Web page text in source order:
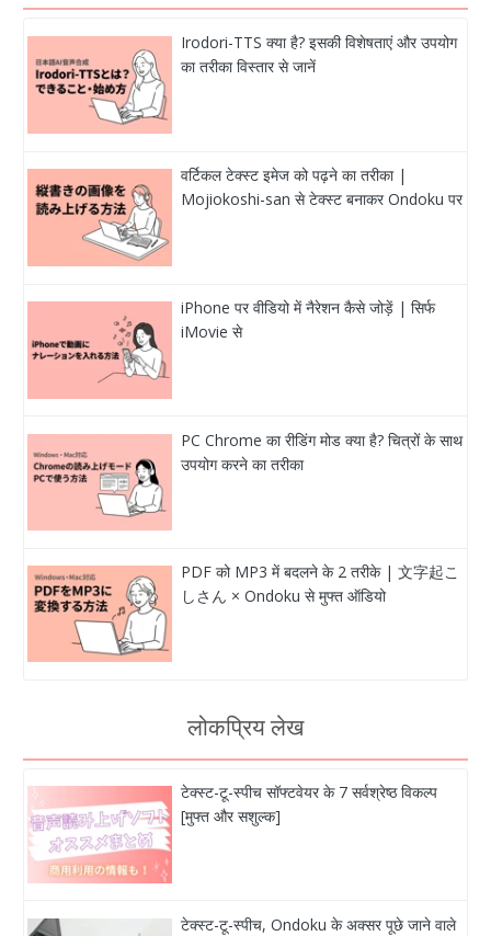
Irodori-TTS क्या है? इसकी विशेषताएं और उपयोग
का तरीका विस्तार से जानें
वर्टिकल टेक्स्ट इमेज को पढ़ने का तरीका |
Mojiokoshi-san से टेक्स्ट बनाकर Ondoku पर
iPhone पर वीडियो में नैरेशन कैसे जोड़ें | सिर्फ
iMovie से
PC Chrome का रीडिंग मोड क्या है? चित्रों के साथ
उपयोग करने का तरीका
PDF को MP3 में बदलने के 2 तरीके | 文字起こ
しさん × Ondoku से मुफ्त ऑडियो
लोकप्रिय लेख
टेक्स्ट-टू-स्पीच सॉफ्टवेयर के 7 सर्वश्रेष्ठ विकल्प
[मुफ्त और सशुल्क]
टेक्स्ट-टू-स्पीच, Ondoku के अक्सर पूछे जाने वाले